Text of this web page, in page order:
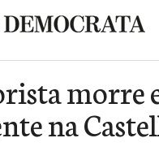
morre
na